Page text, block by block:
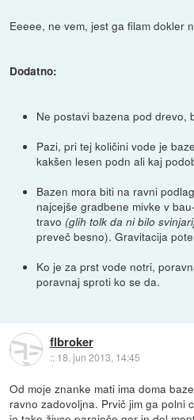
Eeeee, ne vem, jest ga filam dokler
Dodatno:
Ne postavi bazena pod drevo,
Pazi, pri tej količini vode je
kakšen lesen podn ali kaj
Bazen mora biti na ravni
najcejše gradbene mivke v
travo(glih tolk da ni bilo
preveč besno). Gravitacija
Ko je za prst vode notri,
poravnaj sproti ko se da.
flbroker
:: 18. jun 2013, 14:45
Od moje znanke mati ima doma
ravno zadovoljna. Prvič jim ga polni